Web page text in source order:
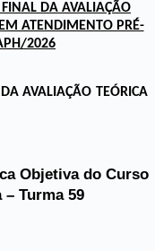
FINAL DA AVALIAÇÃO
ATENDIMENTO PRÉ-
2026
AVALIAÇÃO TEÓRICA
Objetiva do Curso
Turma 59